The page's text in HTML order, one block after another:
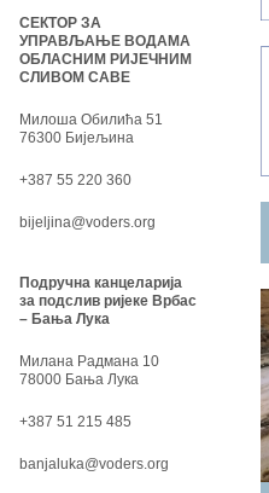
СЕКТОР ЗА
УПРАВЉАЊЕ ВОДАМА
ОБЛАСНИМ РИЈЕЧНИМ
СЛИВОМ САВЕ
Милоша Обилића 51
76300 Бијељина
+387 55 220 360
bijeljina@voders.org
Подручна канцеларија
за подслив ријеке Врбас
– Бања Лука
Милана Радмана 10
78000 Бања Лука
+387 51 215 485
banjaluka@voders.org